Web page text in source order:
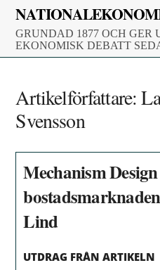
Skip
content
GRUNDAD 1877 OCH GER
EKONOMISK DEBATT
Artikelförfattare:
Svensson
Mechanism
Lind
UTDRAG FRÅN ARTIKELN